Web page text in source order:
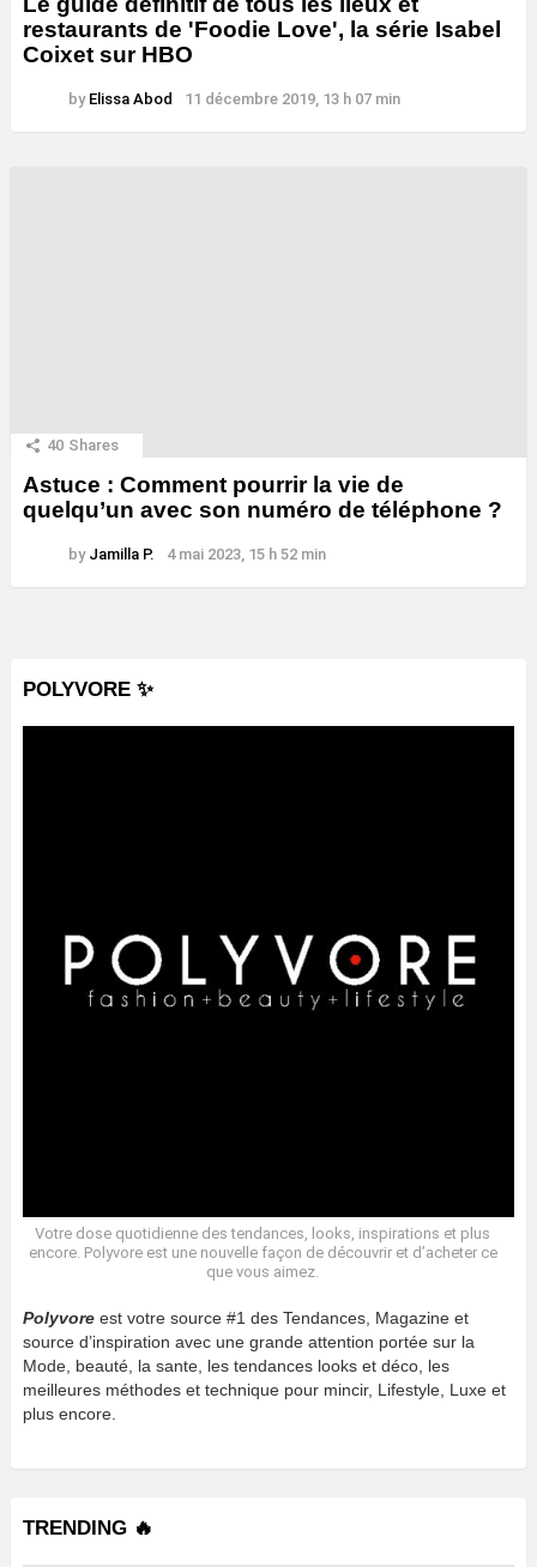
restaurants de 'Foodie Love', la série Isabel
Coixet sur HBO
by Elissa Abod 11 décembre 2019, 13 h 07 min
40 Shares
Astuce : Comment pourrir la vie de
quelqu’un avec son numéro de téléphone ?
by Jamilla P. 4 mai 2023, 15 h 52 min
POLYVORE ✨
Votre dose quotidienne des tendances, looks, inspirations et plus
encore. Polyvore est une nouvelle façon de découvrir et d’acheter ce
que vous aimez.
Polyvore est votre source #1 des Tendances, Magazine et
source d’inspiration avec une grande attention portée sur la
Mode, beauté, la sante, les tendances looks et déco, les
meilleures méthodes et technique pour mincir, Lifestyle, Luxe et
plus encore.
TRENDING 🔥